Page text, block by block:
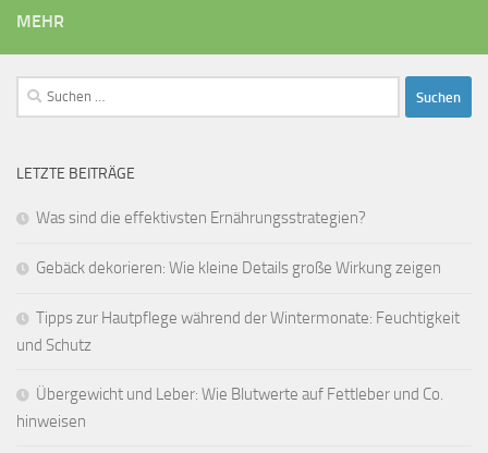
MEHR
Suchen
nach:
LETZTE BEITRÄGE
Was sind die effektivsten Ernährungsstrategien?
Gebäck dekorieren: Wie kleine Details große Wirkung zeigen
Tipps zur Hautpflege während der Wintermonate: Feuchtigkeit
und Schutz
Übergewicht und Leber: Wie Blutwerte auf Fettleber und Co.
hinweisen